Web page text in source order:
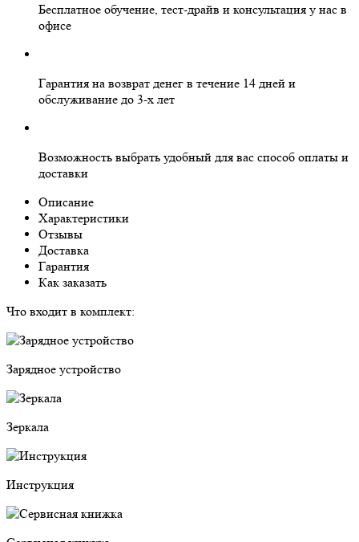
Бесплатное обучение, тест-драйв и консультация у нас в
офисе
Гарантия на возврат денег в течение 14 дней и
обслуживание до 3-х лет
Возможность выбрать удобный для вас способ оплаты и
доставки
Описание
Характеристики
Отзывы
Доставка
Гарантия
Как заказать
Что входит в комплект:
Зарядное устройство
Зеркала
Инструкция